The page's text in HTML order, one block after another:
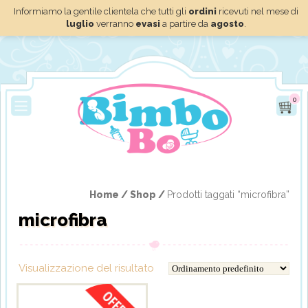
Informiamo la gentile clientela che tutti gli ordini ricevuti nel mese di
luglio verranno evasi a partire da agosto.
0
Home /Shop / Prodotti taggati “microfibra”
microfibra
Visualizzazione del risultato